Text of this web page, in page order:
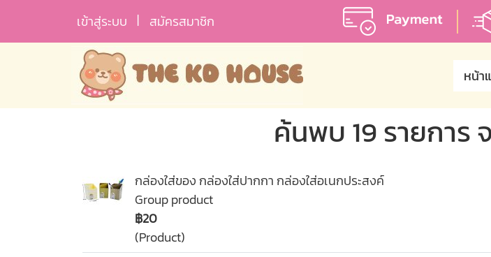
เข้าสู่ระบบ สมัครสมาชิก
หน้า
ค้นพบ 19 รายการ
กล่องใส่ของ กล่องใส่ปากกา กล่องใส่อเนกประสงค์
Group product
฿20
(Product)